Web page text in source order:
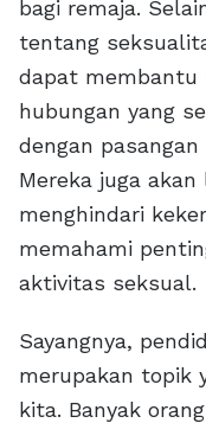
bagi remaja.
tentang
dapat membantu
hubungan yang
dengan
Mereka juga
menghindari
memahami
aktivitas seksual.
Sayangnya,
merupakan topik
kita. Banyak